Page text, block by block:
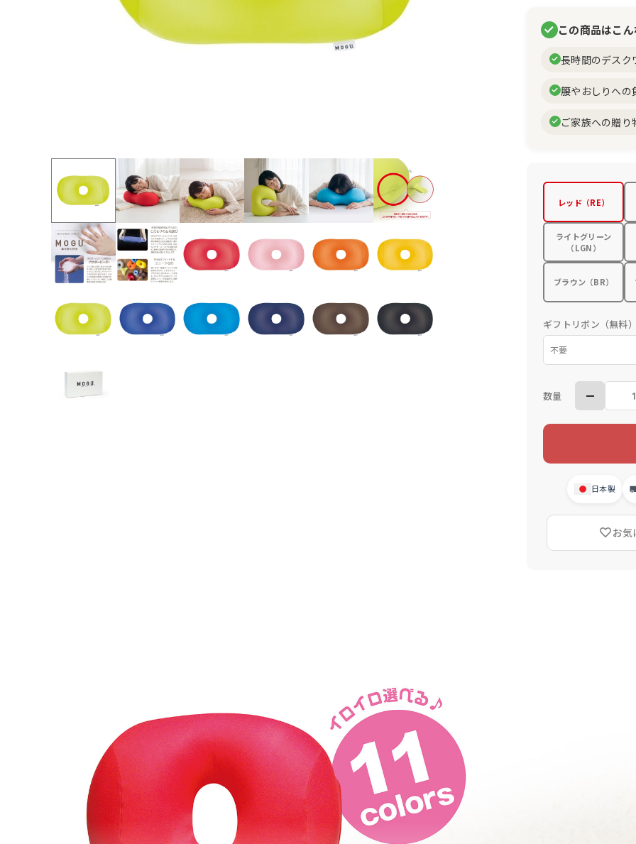
この商品はこ
長時間のデスク
腰やおしりへの
ご家族への贈
レッド（RE）
ライトグリーン
（LGN）
ブラウン（BR）
ギフトリボン（無料
数量
日本製
お気